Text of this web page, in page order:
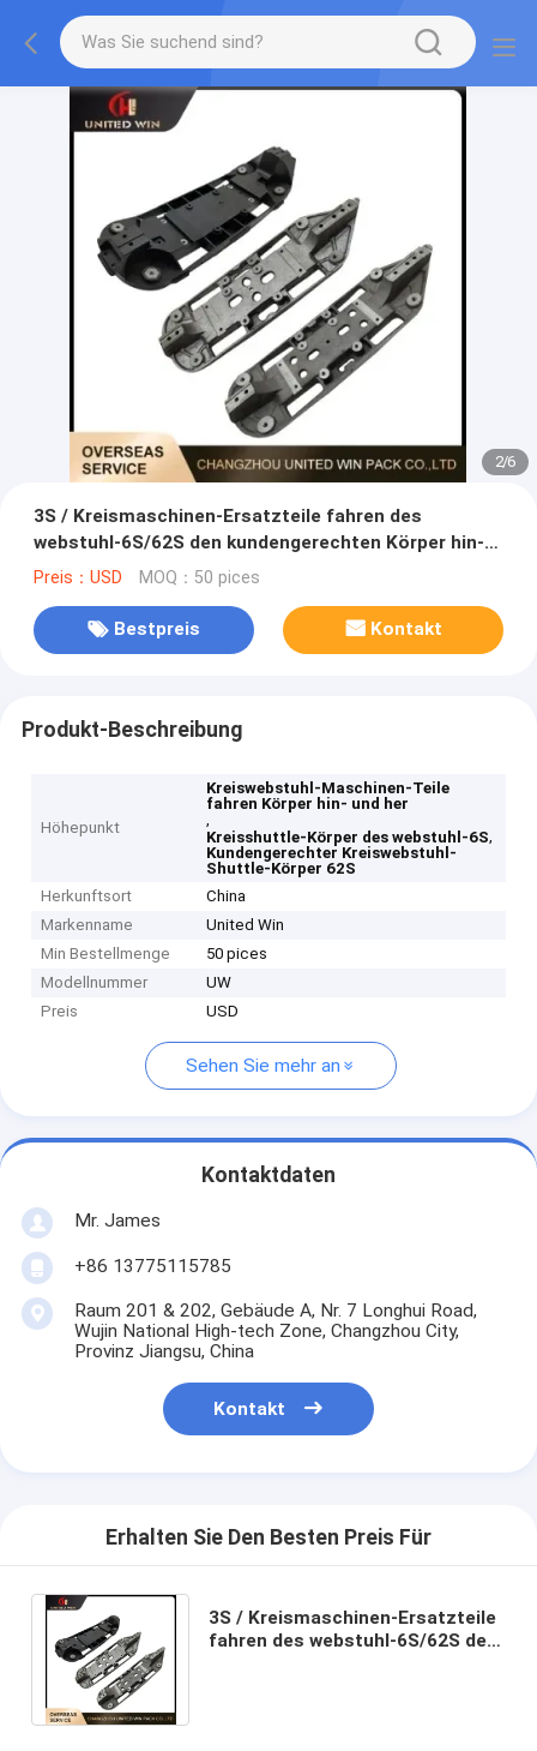
2/6
3S / Kreismaschinen-Ersatzteile fahren des
webstuhl-6S/62S den kundengerechten Körper hin-
und her
Preis：USD MOQ：50 pices
Bestpreis Kontakt
Produkt-Beschreibung
Höhepunkt
Kreiswebstuhl-Maschinen-Teile
fahren Körper hin- und her
,
Kreisshuttle-Körper des webstuhl-6S,
Kundengerechter Kreiswebstuhl-
Shuttle-Körper 62S
Herkunftsort
China
Markenname
United Win
Min Bestellmenge
50 pices
Modellnummer
UW
Preis
USD
Sehen Sie mehr an
Kontaktdaten
Mr. James
+86 13775115785
Raum 201 & 202, Gebäude A, Nr. 7 Longhui Road,
Wujin National High-tech Zone, Changzhou City,
Provinz Jiangsu, China
Kontakt
Erhalten Sie Den Besten Preis Für
3S / Kreismaschinen-Ersatzteile
fahren des webstuhl-6S/62S den